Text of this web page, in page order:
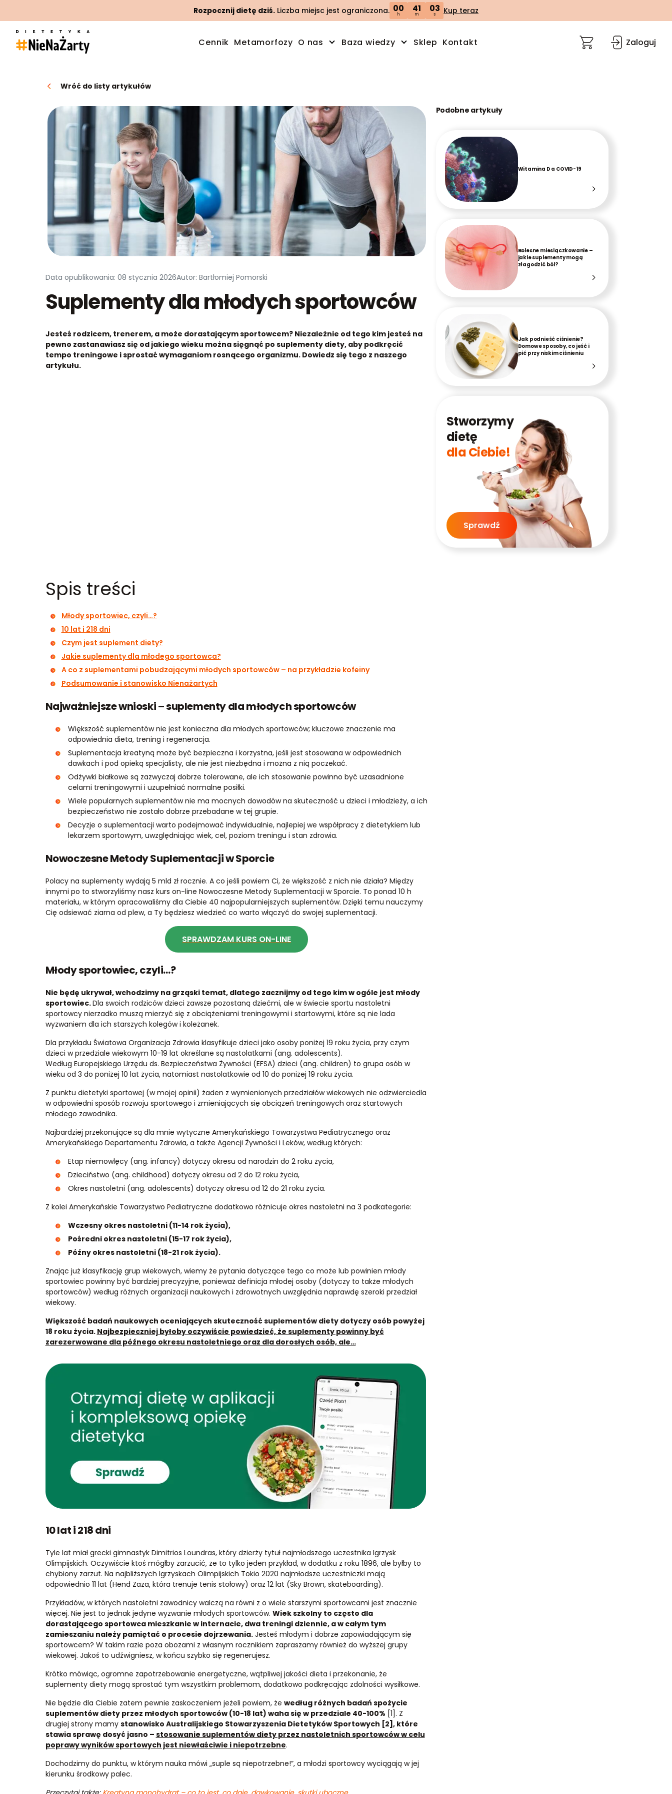
Rozpocznij dietę dziś. Liczba miejsc jest ograniczona. 00
h
41
m
02
s Kup teraz
Cennik Metamorfozy O nas Baza wiedzy Sklep Kontakt Zaloguj
Wróć do listy artykułów
Data opublikowania: 08 stycznia 2026Autor: Bartłomiej Pomorski
Suplementy dla młodych sportowców
Jesteś rodzicem, trenerem, a może dorastającym sportowcem? Niezależnie od tego kim jesteś na
pewno zastanawiasz się od jakiego wieku można sięgnąć po suplementy diety, aby podkręcić
tempo treningowe i sprostać wymaganiom rosnącego organizmu. Dowiedz się tego z naszego
artykułu.
Spis treści
Młody sportowiec, czyli…?
10 lat i 218 dni
Czym jest suplement diety?
Jakie suplementy dla młodego sportowca?
A co z suplementami pobudzającymi młodych sportowców – na przykładzie kofeiny
Podsumowanie i stanowisko Nienażartych
Najważniejsze wnioski – suplementy dla młodych sportowców
Większość suplementów nie jest konieczna dla młodych sportowców; kluczowe znaczenie ma
odpowiednia dieta, trening i regeneracja.
Suplementacja kreatyną może być bezpieczna i korzystna, jeśli jest stosowana w odpowiednich
dawkach i pod opieką specjalisty, ale nie jest niezbędna i można z nią poczekać.
Odżywki białkowe są zazwyczaj dobrze tolerowane, ale ich stosowanie powinno być uzasadnione
celami treningowymi i uzupełniać normalne posiłki.
Wiele popularnych suplementów nie ma mocnych dowodów na skuteczność u dzieci i młodzieży, a ich
bezpieczeństwo nie zostało dobrze przebadane w tej grupie.
Decyzje o suplementacji warto podejmować indywidualnie, najlepiej we współpracy z dietetykiem lub
lekarzem sportowym, uwzględniając wiek, cel, poziom treningu i stan zdrowia.
Nowoczesne Metody Suplementacji w Sporcie
Polacy na suplementy wydają 5 mld zł rocznie. A co jeśli powiem Ci, że większość z nich nie działa? Między
innymi po to stworzyliśmy nasz kurs on-line Nowoczesne Metody Suplementacji w Sporcie. To ponad 10 h
materiału, w którym opracowaliśmy dla Ciebie 40 najpopularniejszych suplementów. Dzięki temu nauczymy
Cię odsiewać ziarna od plew, a Ty będziesz wiedzieć co warto włączyć do swojej suplementacji.
SPRAWDZAM KURS ON-LINE
Młody sportowiec, czyli…?
Nie będę ukrywał, wchodzimy na grząski temat, dlatego zacznijmy od tego kim w ogóle jest młody
sportowiec.Dla swoich rodziców dzieci zawsze pozostaną dziećmi, ale w świecie sportu nastoletni
sportowcy nierzadko muszą mierzyć się z obciążeniami treningowymi i startowymi, które są nie lada
wyzwaniem dla ich starszych kolegów i koleżanek.
Dla przykładu Światowa Organizacja Zdrowia klasyfikuje dzieci jako osoby poniżej 19 roku życia, przy czym
dzieci w przedziale wiekowym 10-19 lat określane są nastolatkami (ang. adolescents).
Według Europejskiego Urzędu ds. Bezpieczeństwa Żywności (EFSA) dzieci (ang. children) to grupa osób w
wieku od 3 do poniżej 10 lat życia, natomiast nastolatkowie od 10 do poniżej 19 roku życia.
Z punktu dietetyki sportowej (w mojej opinii) żaden z wymienionych przedziałów wiekowych nie odzwierciedla
w odpowiedni sposób rozwoju sportowego i zmieniających się obciążeń treningowych oraz startowych
młodego zawodnika.
Najbardziej przekonujące są dla mnie wytyczne Amerykańskiego Towarzystwa Pediatrycznego oraz
Amerykańskiego Departamentu Zdrowia, a także Agencji Żywności i Leków, według których:
Etap niemowlęcy (ang. infancy) dotyczy okresu od narodzin do 2 roku życia,
Dzieciństwo (ang. childhood) dotyczy okresu od 2 do 12 roku życia,
Okres nastoletni (ang. adolescents) dotyczy okresu od 12 do 21 roku życia.
Z kolei Amerykańskie Towarzystwo Pediatryczne dodatkowo różnicuje okres nastoletni na 3 podkategorie:
Wczesny okres nastoletni (11-14 rok życia),
Pośredni okres nastoletni (15-17 rok życia),
Późny okres nastoletni (18-21 rok życia).
Znając już klasyfikację grup wiekowych, wiemy że pytania dotyczące tego co może lub powinien młody
sportowiec powinny być bardziej precyzyjne, ponieważ definicja młodej osoby (dotyczy to także młodych
sportowców) według różnych organizacji naukowych i zdrowotnych uwzględnia naprawdę szeroki przedział
wiekowy.
Większość badań naukowych oceniających skuteczność suplementów diety dotyczy osób powyżej
18 roku życia. Najbezpieczniej byłoby oczywiście powiedzieć, że suplementy powinny być
zarezerwowane dla późnego okresu nastoletniego oraz dla dorosłych osób, ale…
10 lat i 218 dni
Tyle lat miał grecki gimnastyk Dimitrios Loundras, który dzierży tytuł najmłodszego uczestnika Igrzysk
Olimpijskich. Oczywiście ktoś mógłby zarzucić, że to tylko jeden przykład, w dodatku z roku 1896, ale byłby to
chybiony zarzut. Na najbliższych Igrzyskach Olimpijskich Tokio 2020 najmłodsze uczestniczki mają
odpowiednio 11 lat (Hend Zaza, która trenuje tenis stołowy) oraz 12 lat (Sky Brown, skateboarding).
Przykładów, w których nastoletni zawodnicy walczą na równi z o wiele starszymi sportowcami jest znacznie
więcej. Nie jest to jednak jedyne wyzwanie młodych sportowców. Wiek szkolny to często dla
dorastającego sportowca mieszkanie w internacie, dwa treningi dziennie, a w całym tym
zamieszaniu należy pamiętać o procesie dojrzewania.Jesteś młodym i dobrze zapowiadającym się
sportowcem? W takim razie poza obozami z własnym rocznikiem zapraszamy również do wyższej grupy
wiekowej. Jakoś to udźwigniesz, w końcu szybko się regenerujesz.
Krótko mówiąc, ogromne zapotrzebowanie energetyczne, wątpliwej jakości dieta i przekonanie, że
suplementy diety mogą sprostać tym wszystkim problemom, dodatkowo podkręcając zdolności wysiłkowe.
Nie będzie dla Ciebie zatem pewnie zaskoczeniem jeżeli powiem, że według różnych badań spożycie
suplementów diety przez młodych sportowców (10-18 lat) waha się w przedziale 40-100% [1]. Z
drugiej strony mamy stanowisko Australijskiego Stowarzyszenia Dietetyków Sportowych [2], które
stawia sprawę dosyć jasno – stosowanie suplementów diety przez nastoletnich sportowców w celu
poprawy wyników sportowych jest niewłaściwie i niepotrzebne.
Dochodzimy do punktu, w którym nauka mówi „suple są niepotrzebne!”, a młodzi sportowcy wyciągają w jej
kierunku środkowy palec.
Podobne artykuły
Witamina D a COVID-19
Bolesne miesiączkowanie –
jakie suplementy mogą
złagodzić ból?
Jak podnieść ciśnienie?
Domowe sposoby, co jeść i
pić przy niskim ciśnieniu
Stworzymy
dietę
dla Ciebie!
Sprawdź